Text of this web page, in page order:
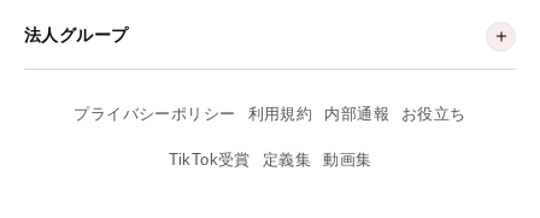
法人グループ
プライバシーポリシー 利用規約 内部通報 お役立ち
TikTok受賞 定義集 動画集